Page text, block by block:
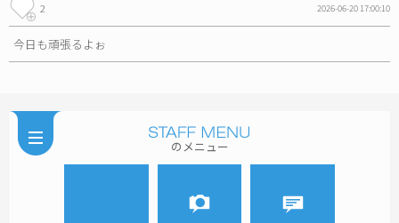
2 2026-06-20 17:00:10
今日も頑張るよぉ
のメニュー